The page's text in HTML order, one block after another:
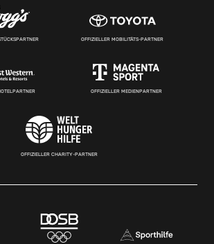
OFFIZIELLER MOBILITÄTS-PARTNER
OFFIZIELLER MEDIENPARTNER
OFFIZIELLER CHARITY-PARTNER